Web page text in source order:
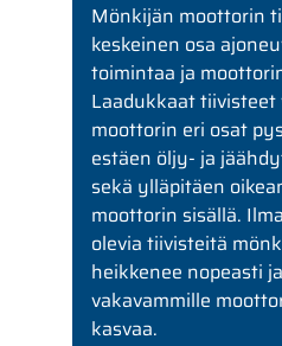
Mönkijän moottorin
keskeinen osa
toimintaa ja
Laadukkaat
moottorin eri osat
estäen öljy- ja
sekä ylläpitäen
moottorin sisällä.
olevia tiivisteitä
heikkenee nopeasti
vakavammille
kasvaa.